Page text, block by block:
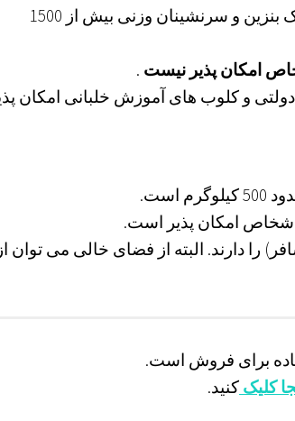
یک هواپیمای “سبک” وزنی بیش از 1000 کیلوگرم دارد؛ که با بار ، باک بنزین و سرنشینان وزنی بیش از 1500
امکان پذیر نیست .
و کلوب های آموزش خلبانی امکان
اشخاص امکان پذیر است.
قانون، این هواپیماها مجوز 2 سرنشین (1 خلبان، 1 مسافر) را دارند. البته از فضای خالی می توان
کلیک کنید.